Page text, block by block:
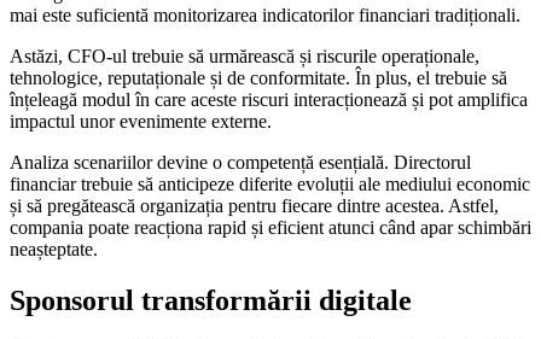
mai este suficientă monitorizarea indicatorilor financiari tradiționali.
Astăzi, CFO-ul trebuie să urmărească și riscurile operaționale,
tehnologice, reputaționale și de conformitate. În plus, el trebuie să
înțeleagă modul în care aceste riscuri interacționează și pot amplifica
impactul unor evenimente externe.
Analiza scenariilor devine o competență esențială. Directorul
financiar trebuie să anticipeze diferite evoluții ale mediului economic
și să pregătească organizația pentru fiecare dintre acestea. Astfel,
compania poate reacționa rapid și eficient atunci când apar schimbări
neașteptate.
Sponsorul transformării digitale